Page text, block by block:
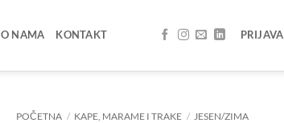
O NAMA KONTAKT PRIJAVA
POČETNA / KAPE, MARAME I TRAKE / JESEN/ZIMA